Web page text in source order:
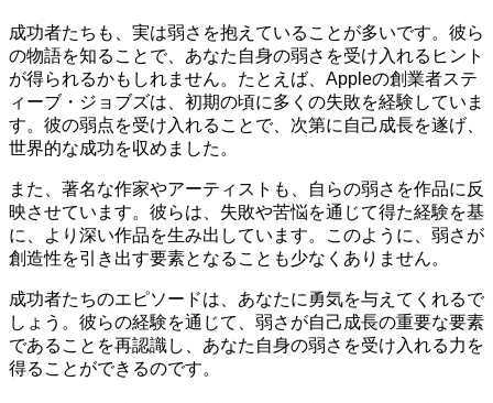
成功者たちも、実は弱さを抱えていることが多いです。彼ら
の物語を知ることで、あなた自身の弱さを受け入れるヒント
が得られるかもしれません。たとえば、Appleの創業者ステ
ィーブ・ジョブズは、初期の頃に多くの失敗を経験していま
す。彼の弱点を受け入れることで、次第に自己成長を遂げ、
世界的な成功を収めました。
また、著名な作家やアーティストも、自らの弱さを作品に反
映させています。彼らは、失敗や苦悩を通じて得た経験を基
に、より深い作品を生み出しています。このように、弱さが
創造性を引き出す要素となることも少なくありません。
成功者たちのエピソードは、あなたに勇気を与えてくれるで
しょう。彼らの経験を通じて、弱さが自己成長の重要な要素
であることを再認識し、あなた自身の弱さを受け入れる力を
得ることができるのです。